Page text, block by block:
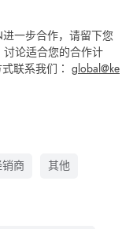
一步合作，请留下您
论适合您的合作计
联系我们： global@ke
商 其他